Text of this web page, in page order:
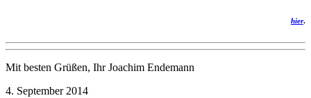
hier.
Mit besten Grüßen, Ihr Joachim Endemann
4. September 2014